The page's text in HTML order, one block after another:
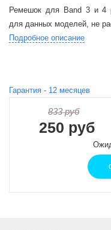
Ремешок для Band 3 и 4
для данных моделей, не
Подробное описание
Гарантия - 12 месяцев
833 руб
250 руб